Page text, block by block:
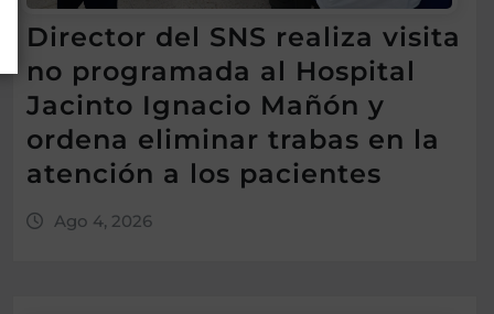
Director del SNS realiza visita
no programada al Hospital
Jacinto Ignacio Mañón y
ordena eliminar trabas en la
atención a los pacientes
Ago 4, 2026